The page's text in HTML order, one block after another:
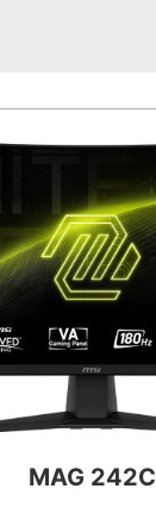
MAG 242C